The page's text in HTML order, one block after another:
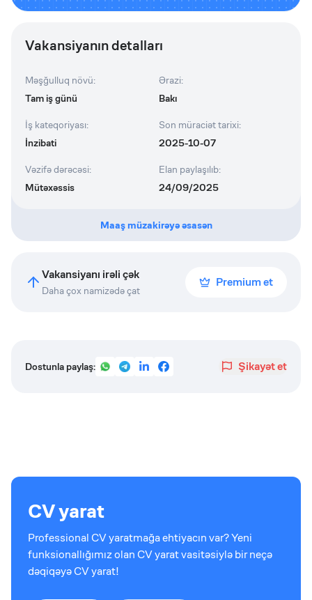
Vakansiyanın detalları
Məşğulluq növü:
Tam iş günü
Ərazi:
Bakı
İş kateqoriyası:
İnzibati
Son müraciət tarixi:
2025-10-07
Vəzifə dərəcəsi:
Mütəxəssis
Elan paylaşılıb:
24/09/2025
Maaş müzakirəyə əsasən
Vakansiyanı irəli çək
Daha çox namizədə çat
Premium et
Dostunla paylaş: Şikayət et
CV yarat
Professional CV yaratmağa ehtiyacın var? Yeni
funksionallığımız olan CV yarat vasitəsiylə bir neçə
dəqiqəyə CV yarat!